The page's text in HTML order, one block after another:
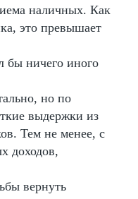
наличных. Как
это превышает
бы ничего иного
но по
выдержки из
Тем не менее, с
доходов,
вернуть